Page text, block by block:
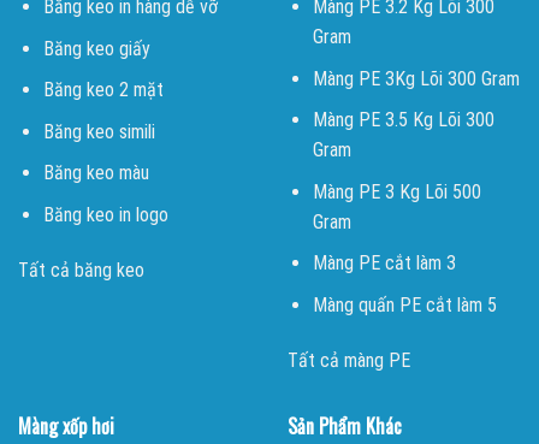
Băng keo in hàng dễ vỡ
Băng keo giấy
Băng keo 2 mặt
Băng keo simili
Băng keo màu
Băng keo in logo
Tất cả băng keo
Màng PE 3.2 Kg Lõi 300
Gram
Màng PE 3Kg Lõi 300 Gram
Màng PE 3.5 Kg Lõi 300
Gram
Màng PE 3 Kg Lõi 500
Gram
Màng PE cắt làm 3
Màng quấn PE cắt làm 5
Tất cả màng PE
Màng xốp hơi Sản Phẩm Khác